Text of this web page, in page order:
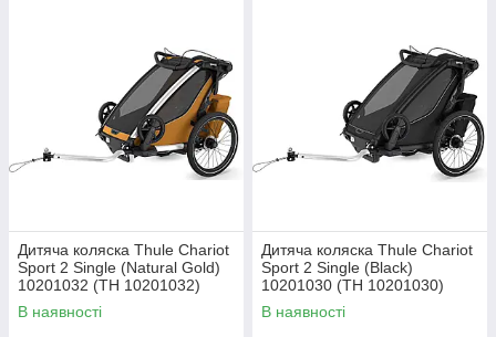
Дитяча коляска Thule Chariot
Sport 2 Single (Natural Gold)
10201032 (TH 10201032)
В наявності
Дитяча коляска Thule Chariot
Sport 2 Single (Black)
10201030 (TH 10201030)
В наявності